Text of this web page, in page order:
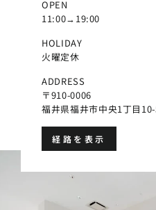
OPEN
11:00→19:00
HOLIDAY
火曜定休
ADDRESS
〒910-0006
福井県福井市中央1丁目
経路を表示